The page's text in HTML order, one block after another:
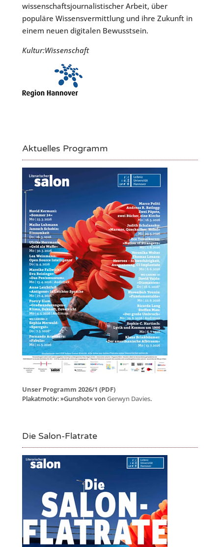
wissenschaftsjournalistischer Arbeit, über
populäre Wissensvermittlung und ihre Zukunft in
einem neuen digitalen Bewusstsein.
Kultur:Wissenschaft
Aktuelles Programm
Unser Programm 2026/1 (PDF)
Plakatmotiv: »Gunshot« von Gerwyn Davies.
Die Salon-Flatrate